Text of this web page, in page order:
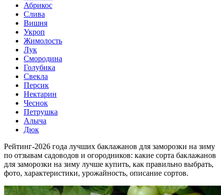
Абрикос
Слива
Вишня
Укроп
Жимолость
Лук
Смородина
Голубика
Свекла
Персик
Нектарин
Чеснок
Петрушка
Алыча
Дюк
Рейтинг-2026 года лучших баклажанов для заморозки на зиму
по отзывам садоводов и огородников: какие сорта баклажанов
для заморозки на зиму лучше купить, как правильно выбрать,
фото, характеристики, урожайность, описание сортов.